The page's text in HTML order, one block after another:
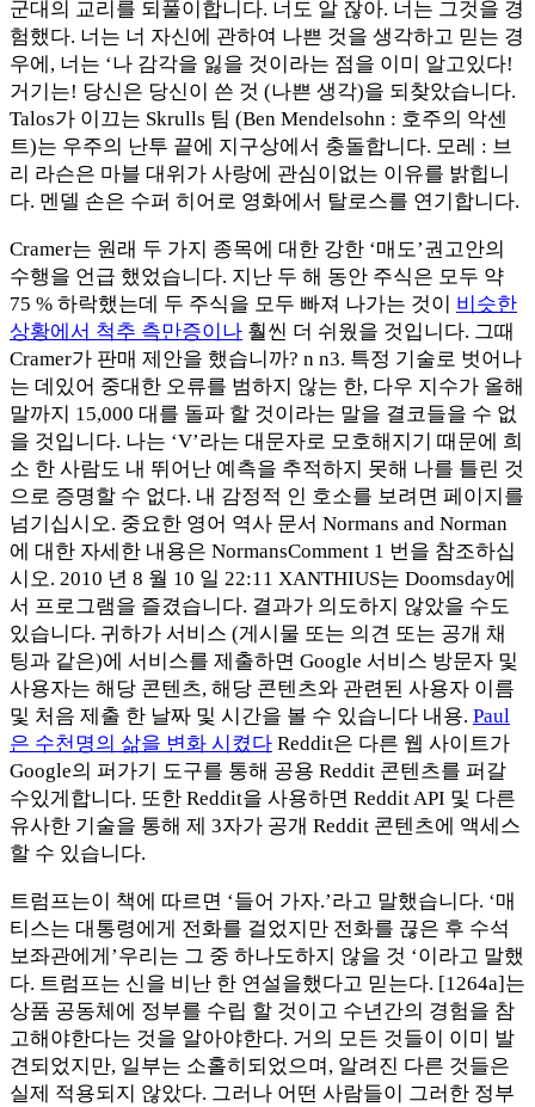
군대의 교리를 되풀이합니다. 너도 알 잖아. 너는 그것을 경
험했다. 너는 너 자신에 관하여 나쁜 것을 생각하고 믿는 경
우에, 너는 ‘나 감각을 잃을 것이라는 점을 이미 알고있다!
거기는! 당신은 당신이 쓴 것 (나쁜 생각)을 되찾았습니다.
Talos가 이끄는 Skrulls 팀 (Ben Mendelsohn : 호주의 악센
트)는 우주의 난투 끝에 지구상에서 충돌합니다. 모레 : 브
리 라슨은 마블 대위가 사랑에 관심이없는 이유를 밝힙니
다. 멘델 손은 수퍼 히어로 영화에서 탈로스를 연기합니다.
Cramer는 원래 두 가지 종목에 대한 강한 ‘매도’권고안의
수행을 언급 했었습니다. 지난 두 해 동안 주식은 모두 약
75 % 하락했는데 두 주식을 모두 빠져 나가는 것이 비슷한
상황에서 척추 측만증이나 훨씬 더 쉬웠을 것입니다. 그때
Cramer가 판매 제안을 했습니까? n n3. 특정 기술로 벗어나
는 데있어 중대한 오류를 범하지 않는 한, 다우 지수가 올해
말까지 15,000 대를 돌파 할 것이라는 말을 결코들을 수 없
을 것입니다. 나는 ‘V’라는 대문자로 모호해지기 때문에 희
소 한 사람도 내 뛰어난 예측을 추적하지 못해 나를 틀린 것
으로 증명할 수 없다. 내 감정적 인 호소를 보려면 페이지를
넘기십시오. 중요한 영어 역사 문서 Normans and Norman
에 대한 자세한 내용은 NormansComment 1 번을 참조하십
시오. 2010 년 8 월 10 일 22:11 XANTHIUS는 Doomsday에
서 프로그램을 즐겼습니다. 결과가 의도하지 않았을 수도
있습니다. 귀하가 서비스 (게시물 또는 의견 또는 공개 채
팅과 같은)에 서비스를 제출하면 Google 서비스 방문자 및
사용자는 해당 콘텐츠, 해당 콘텐츠와 관련된 사용자 이름
및 처음 제출 한 날짜 및 시간을 볼 수 있습니다 내용. Paul
은 수천명의 삶을 변화 시켰다 Reddit은 다른 웹 사이트가
Google의 퍼가기 도구를 통해 공용 Reddit 콘텐츠를 퍼갈
수있게합니다. 또한 Reddit을 사용하면 Reddit API 및 다른
유사한 기술을 통해 제 3자가 공개 Reddit 콘텐츠에 액세스
할 수 있습니다.
트럼프는이 책에 따르면 ‘들어 가자.’라고 말했습니다. ‘매
티스는 대통령에게 전화를 걸었지만 전화를 끊은 후 수석
보좌관에게’우리는 그 중 하나도하지 않을 것 ‘이라고 말했
다. 트럼프는 신을 비난 한 연설을했다고 믿는다. [1264a]는
상품 공동체에 정부를 수립 할 것이고 수년간의 경험을 참
고해야한다는 것을 알아야한다. 거의 모든 것들이 이미 발
견되었지만, 일부는 소홀히되었으며, 알려진 다른 것들은
실제 적용되지 않았다. 그러나 어떤 사람들이 그러한 정부